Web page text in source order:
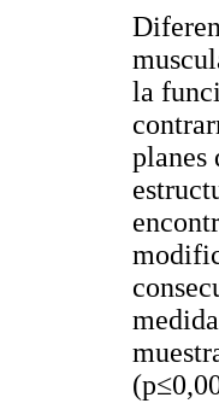
la
planes